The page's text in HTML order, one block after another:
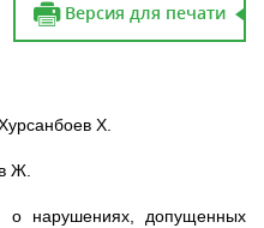
Версия для печати
Х.
Ж.
о нарушениях, допущенных